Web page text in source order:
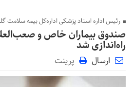
رئیس اداره اسناد پزشکی اداره‌کل بیمه سلامت
صندوق بیماران خاص و
راه‌اندازی شد
ارسال پرینت